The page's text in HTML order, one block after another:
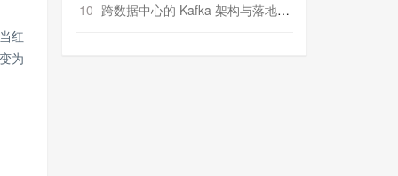
红
为
10 跨数据中心的 Kafka 架构与落地实战